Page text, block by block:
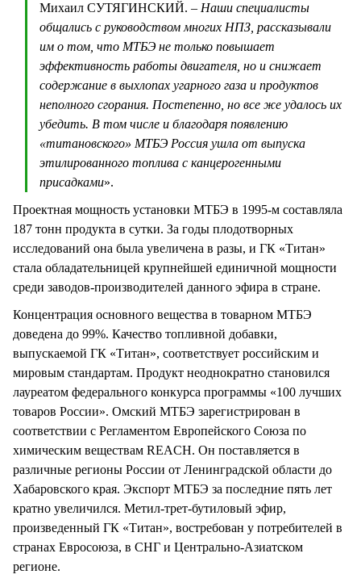
Михаил СУТЯГИНСКИЙ. – Наши специалисты
общались с руководством многих НПЗ, рассказывали
им о том, что МТБЭ не только повышает
эффективность работы двигателя, но и снижает
содержание в выхлопах угарного газа и продуктов
неполного сгорания. Постепенно, но все же удалось их
убедить. В том числе и благодаря появлению
«титановского» МТБЭ Россия ушла от выпуска
этилированного топлива с канцерогенными
присадками».
Проектная мощность установки МТБЭ в 1995-м составляла
187 тонн продукта в сутки. За годы плодотворных
исследований она была увеличена в разы, и ГК «Титан»
стала обладательницей крупнейшей единичной мощности
среди заводов-производителей данного эфира в стране.
Концентрация основного вещества в товарном МТБЭ
доведена до 99%. Качество топливной добавки,
выпускаемой ГК «Титан», соответствует российским и
мировым стандартам. Продукт неоднократно становился
лауреатом федерального конкурса программы «100 лучших
товаров России». Омский МТБЭ зарегистрирован в
соответствии с Регламентом Европейского Союза по
химическим веществам REACH. Он поставляется в
различные регионы России от Ленинградской области до
Хабаровского края. Экспорт МТБЭ за последние пять лет
кратно увеличился. Метил-трет-бутиловый эфир,
произведенный ГК «Титан», востребован у потребителей в
странах Евросоюза, в СНГ и Центрально-Азиатском
регионе.